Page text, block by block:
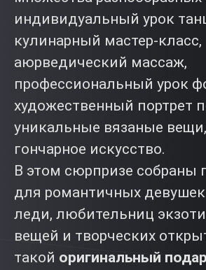
индивидуальный урок
кулинарный мастер-класс,
аюрведический массаж,
профессиональный урок
художественный портрет
уникальные вязаные вещи,
гончарное искусство.
В этом сюрпризе собраны
для романтичных девушек
леди, любительниц
вещей и творческих
такой оригинальный